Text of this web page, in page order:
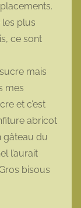
les plus
ce sont
mais
mes
et c’est
abricot
gâteau du
l’aurait
bisous